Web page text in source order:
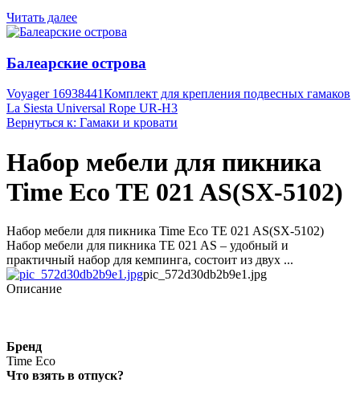
Читать далее
Балеарские острова
Voyager 16938441Комплект для крепления подвесных гамаков
La Siesta Universal Rope UR-H3
Вернуться к: Гамаки и кровати
Набор мебели для пикника
Time Eco TE 021 AS(SX-5102)
Набор мебели для пикника Time Eco TE 021 AS(SX-5102)
Набор мебели для пикника TE 021 AS – удобный и
практичный набор для кемпинга, состоит из двух ...
pic_572d30db2b9e1.jpg
Описание
Бренд
Time Eco
Что взять в отпуск?